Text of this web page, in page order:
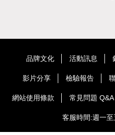
品牌文化 活動訊息
影片分享 檢驗報告
網站使用條款 常見問題 Q&A
客服時間:週一